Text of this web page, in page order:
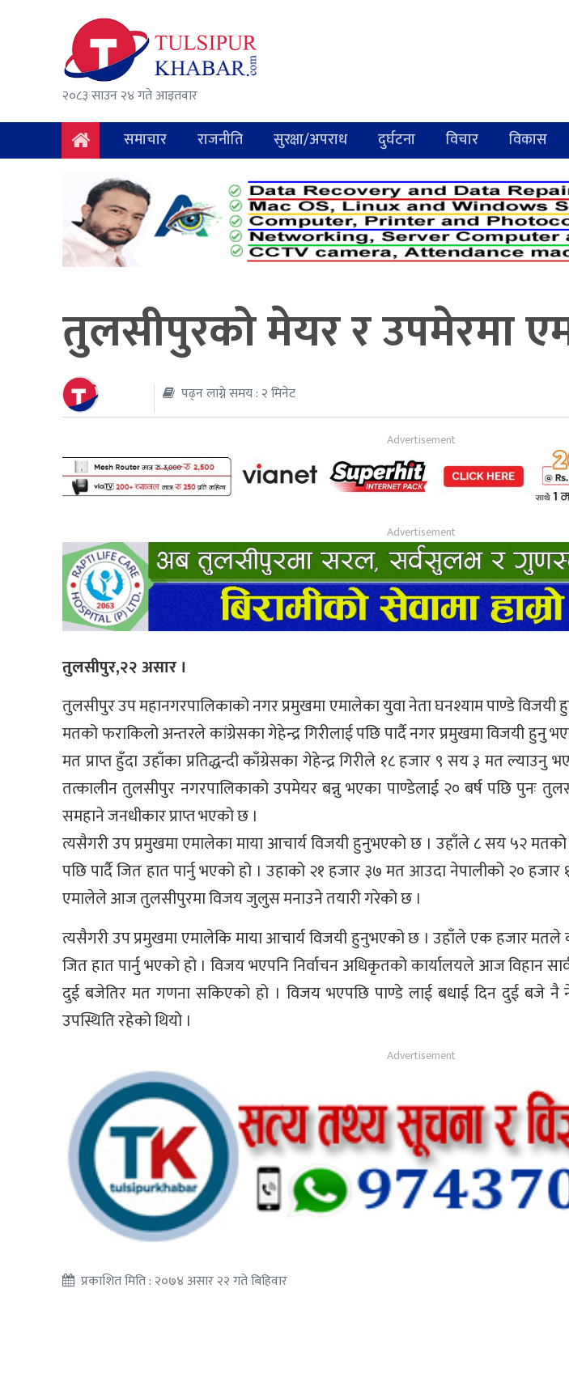
२०८३ साउन २४ गते आइतवार
समाचार राजनीति सुरक्षा/अपराध दुर्घटना विचार विकास
राजनीति
तुलसीपुरको मेयर र उपमेरमा
पढ्न लाग्ने समय : २ मिनेट
तुलसीपुर,२२ असार ।
तुलसीपुर उप महानगरपालिकाको नगर प्रमुखमा एमालेका युवा नेता घनश्याम पाण्डे
मतको फराकिलो अन्तरले कांग्रेसका गेहेन्द्र गिरीलाई पछि पार्दै नगर प्रमुखमा विजयी हुनु
मत प्राप्त हुँदा उहाँका प्रतिद्धन्दी काँग्रेसका गेहेन्द्र गिरीले १८ हजार ९ सय ३ मत ल्याउनु
तत्कालीन तुलसीपुर नगरपालिकाको उपमेयर बन्नु भएका पाण्डेलाई २० बर्ष पछि पुनः
समहाने जनधीकार प्राप्त भएको छ ।
त्यसैगरी उप प्रमुखमा एमालेका माया आचार्य विजयी हुनुभएको छ । उहाँले ८ सय ५२
पछि पार्दै जित हात पार्नु भएको हो । उहाको २१ हजार ३७ मत आउदा नेपालीको २०
एमालेले आज तुलसीपुरमा विजय जुलुस मनाउने तयारी गरेको छ ।
त्यसैगरी उप प्रमुखमा एमालेकि माया आचार्य विजयी हुनुभएको छ । उहाँले एक हजार मतले
जित हात पार्नु भएको हो । विजय भएपनि निर्वाचन अधिकृतको कार्यालयले आज विहान
दुई बजेतिर मत गणना सकिएको हो । विजय भएपछि पाण्डे लाई बधाई दिन दुई बजे नै
उपस्थिति रहेको थियो ।
प्रकाशित मिति : २०७४ असार २२ गते बिहिवार